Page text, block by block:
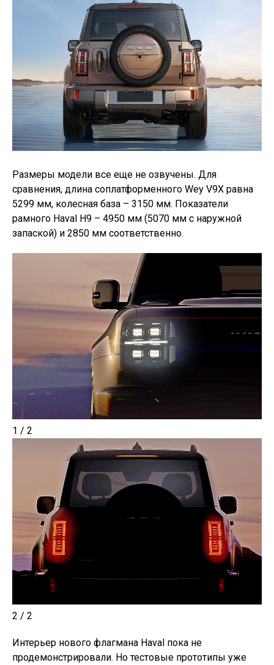
Размеры модели все еще не озвучены. Для
сравнения, длина соплатформенного Wey V9X равна
5299 мм, колесная база – 3150 мм. Показатели
рамного Haval H9 – 4950 мм (5070 мм с наружной
запаской) и 2850 мм соответственно.
1 / 2
2 / 2
Интерьер нового флагмана Haval пока не
продемонстрировали. Но тестовые прототипы уже